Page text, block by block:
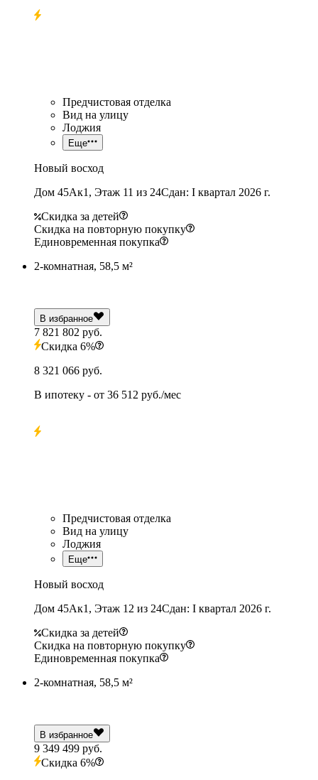
Предчистовая отделка
Вид на улицу
Лоджия
Еще
Новый восход
Дом 45Ак1, Этаж 11 из 24Сдан: I квартал 2026 г.
Скидка за детей
Скидка на повторную покупку
Единовременная покупка
2-комнатная, 58,5 м²
В избранное
7 821 802 руб.
Скидка 6%
8 321 066 руб.
В ипотеку - от 36 512 руб./мес
Предчистовая отделка
Вид на улицу
Лоджия
Еще
Новый восход
Дом 45Ак1, Этаж 12 из 24Сдан: I квартал 2026 г.
Скидка за детей
Скидка на повторную покупку
Единовременная покупка
2-комнатная, 58,5 м²
В избранное
9 349 499 руб.
Скидка 6%